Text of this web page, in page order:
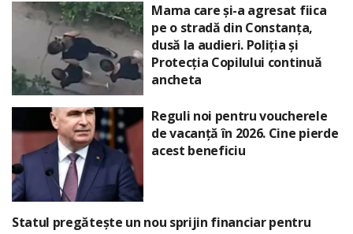
Mama care și-a agresat fiica
pe o stradă din Constanța,
dusă la audieri. Poliția și
Protecția Copilului continuă
ancheta
Reguli noi pentru voucherele
de vacanță în 2026. Cine pierde
acest beneficiu
Statul pregătește un nou sprijin financiar pentru